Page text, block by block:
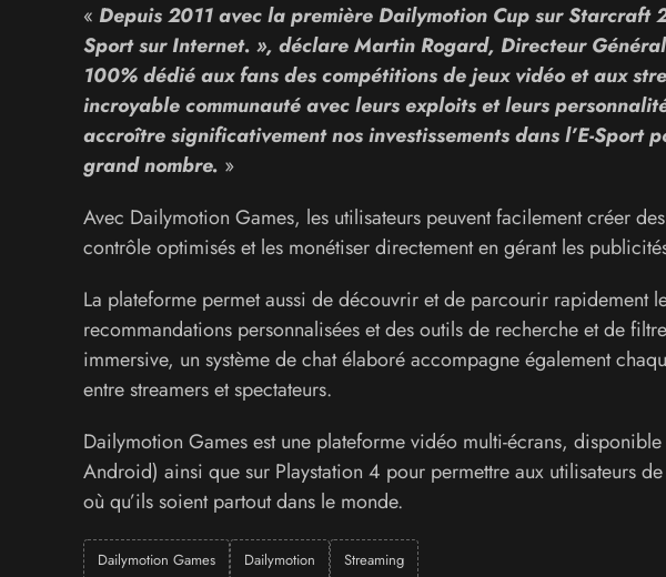
« Depuis 2011 avec la première Dailymotion Cup sur Starcraft
Sport sur Internet. », déclare Martin Rogard, Directeur
100% dédié aux fans des compétitions de jeux vidéo et aux
incroyable communauté avec leurs exploits et leurs
accroître significativement nos investissements dans l’E-Sport
grand nombre. »
Avec Dailymotion Games, les utilisateurs peuvent facilement créer
contrôle optimisés et les monétiser directement en gérant les
La plateforme permet aussi de découvrir et de parcourir rapidement
recommandations personnalisées et des outils de recherche et de
immersive, un système de chat élaboré accompagne également
entre streamers et spectateurs.
Dailymotion Games est une plateforme vidéo multi-écrans,
Android) ainsi que sur Playstation 4 pour permettre aux utilisateurs
où qu’ils soient partout dans le monde.
Dailymotion Games Dailymotion Streaming